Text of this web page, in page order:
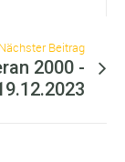
Nächster Beitrag
2000 -